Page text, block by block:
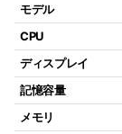
モデル
CPU
ディスプレイ
記憶容量
メモリ